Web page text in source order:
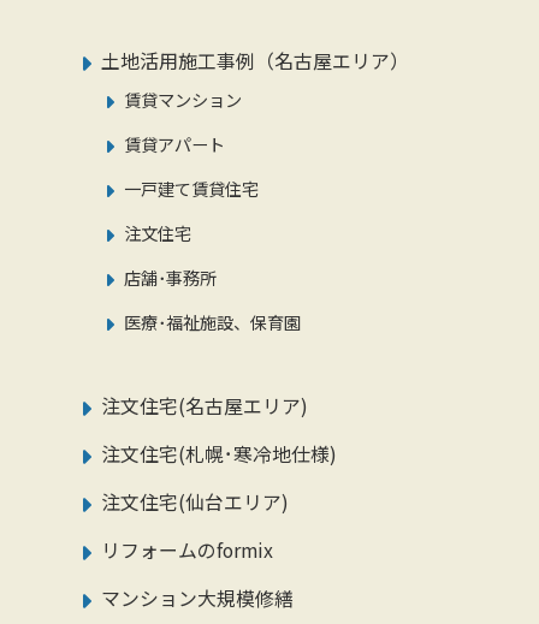
土地活用施工事例（名古屋エリア）
賃貸マンション
賃貸アパート
一戸建て賃貸住宅
注文住宅
店舗･事務所
医療･福祉施設、保育園
注文住宅(名古屋エリア)
注文住宅(札幌･寒冷地仕様)
注文住宅(仙台エリア)
リフォームのformix
マンション大規模修繕